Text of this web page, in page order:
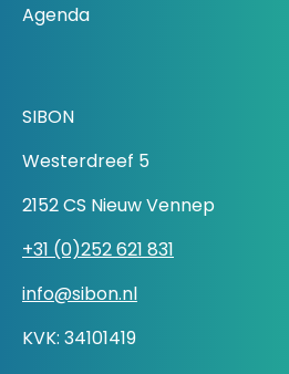
Agenda
SIBON
Westerdreef 5
2152 CS Nieuw Vennep
+31 (0)252 621 831
info@sibon.nl
KVK: 34101419